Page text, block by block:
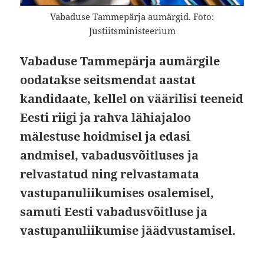
Vabaduse Tammepärja aumärgid. Foto:
Justiitsministeerium
Vabaduse Tammepärja aumärgile
oodatakse seitsmendat aastat
kandidaate, kellel on väärilisi teeneid
Eesti riigi ja rahva lähiajaloo
mälestuse hoidmisel ja edasi
andmisel, vabadusvõitluses ja
relvastatud ning relvastamata
vastupanuliikumises osalemisel,
samuti Eesti vabadusvõitluse ja
vastupanuliikumise jäädvustamisel.